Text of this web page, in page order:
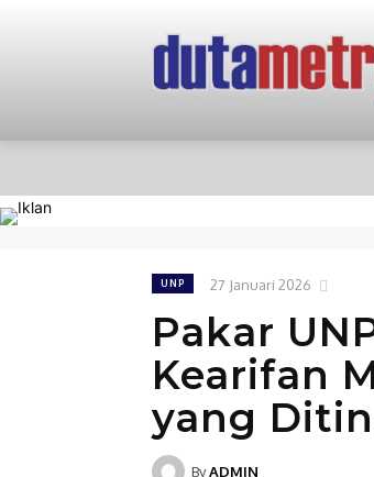
UNP 27 Januari 2026
Pakar
Kearifan
yang
ByADMIN